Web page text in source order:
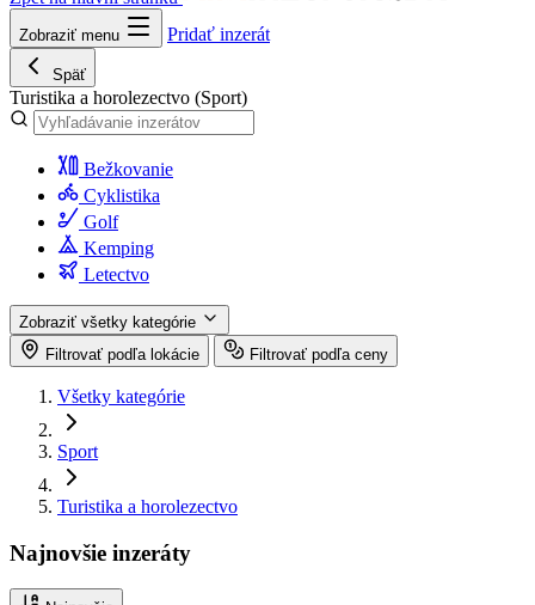
Zobraziť menu Pridať inzerát
Späť
Turistika a horolezectvo (Sport)
Bežkovanie
Cyklistika
Golf
Kemping
Letectvo
Zobraziť všetky kategórie
Filtrovať podľa lokácie
Filtrovať podľa ceny
Všetky kategórie
Sport
Turistika a horolezectvo
Najnovšie inzeráty